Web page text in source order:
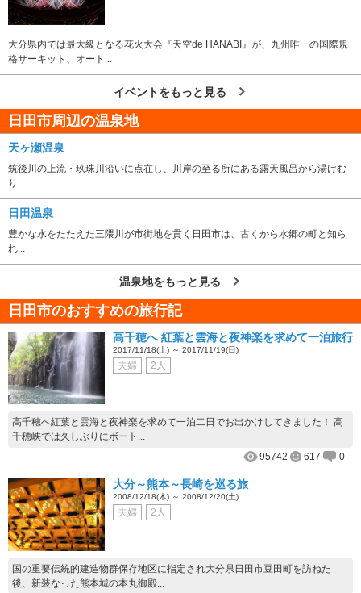
大分県内では最大級となる花火大会『天空de HANABI』が、九州唯一の国際規
格サーキット、オート...
イベントをもっと見る
日田市周辺の温泉地
天ヶ瀬温泉
筑後川の上流・玖珠川沿いに点在し、川岸の至る所にある露天風呂から湯けむ
り...
日田温泉
豊かな水をたたえた三隈川が市街地を貫く日田市は、古くから水郷の町と知ら
れ...
温泉地をもっと見る
日田市のおすすめの旅行記
高千穂へ 紅葉と雲海と夜神楽を求めて一泊旅行
2017/11/18(土) ～ 2017/11/19(日)
夫婦 2人
高千穂へ紅葉と雲海と夜神楽を求めて一泊二日でお出かけしてきました！ 高
千穂峡では久しぶりにボート...
95742
617 0
大分～熊本～長崎を巡る旅
2008/12/18(木) ～ 2008/12/20(土)
夫婦 2人
国の重要伝統的建造物群保存地区に指定され大分県日田市豆田町を訪ねた
後、新装なった熊本城の本丸御殿...